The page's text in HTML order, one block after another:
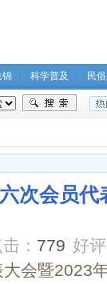
锦 科学普及 民
次会员
： 779 好
会暨2023